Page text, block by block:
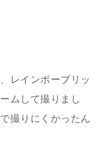
レインボーブリッ
ムして撮りまし
撮りにくかったん